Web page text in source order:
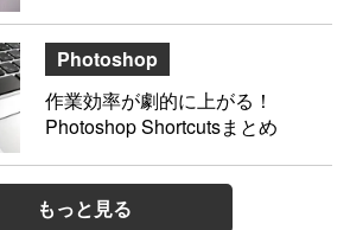
Photoshop
作業効率が劇的に上がる！
Photoshop Shortcutsまとめ
もっと見る